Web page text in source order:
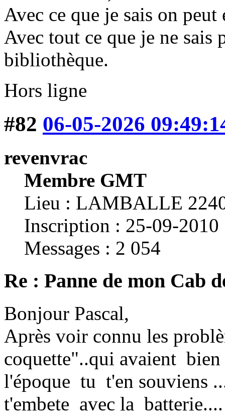
Avec ce que je sais on
Avec tout ce que je ne sais
bibliothèque.
Hors ligne
#82 06-05-2026
revenvrac
Membre GMT
Lieu : LAMBALLE
Inscription : 25-09-2010
Messages : 2 054
Re : Panne de mon Cab
Bonjour Pascal,
Après voir connu les
coquette"..qui avaient
l'époque tu t'en souviens
t'embete avec la batterie....